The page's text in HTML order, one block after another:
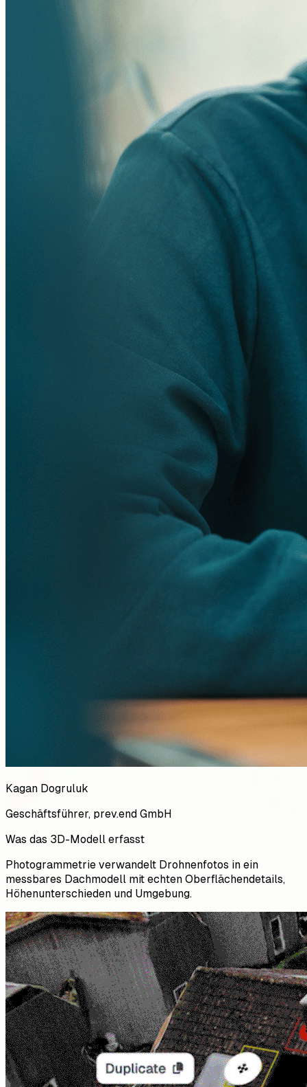
Kagan Dogruluk
Geschäftsführer, prev.end GmbH
Was das 3D-Modell erfasst
Photogrammetrie verwandelt Drohnenfotos in ein
messbares Dachmodell mit echten Oberflächendetails,
Höhenunterschieden und Umgebung.